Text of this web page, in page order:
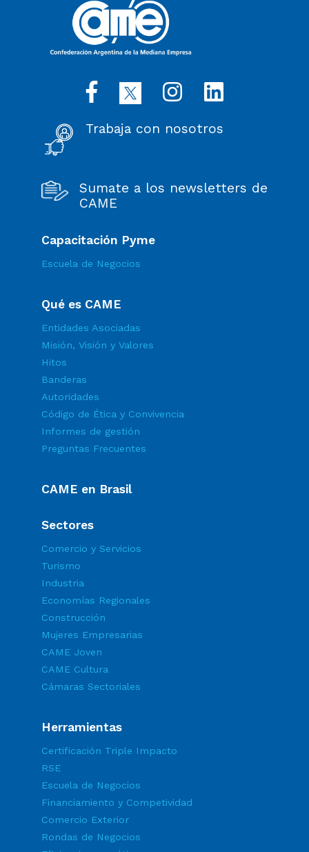
Trabaja con nosotros
Sumate a los newsletters de
CAME
Capacitación Pyme
Escuela de Negocios
Qué es CAME
Entidades Asociadas
Misión, Visión y Valores
Hitos
Banderas
Autoridades
Código de Ética y Convivencia
Informes de gestión
Preguntas Frecuentes
CAME en Brasil
Sectores
Comercio y Servicios
Turismo
Industria
Economías Regionales
Construcción
Mujeres Empresarias
CAME Joven
CAME Cultura
Cámaras Sectoriales
Herramientas
Certificación Triple Impacto
RSE
Escuela de Negocios
Financiamiento y Competividad
Comercio Exterior
Rondas de Negocios